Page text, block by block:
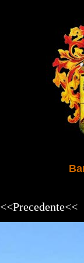
<<Precedente<<